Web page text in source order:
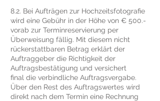
8.2. Bei Aufträgen zur Hochzeitsfotografie
wird eine Gebühr in der Höhe von € 500.-
vorab zur Terminreservierung per
Überweisung fällig. Mit diesem nicht
rückerstattbaren Betrag erklärt der
Auftraggeber die Richtigkeit der
Auftragsbestätigung und versichert
final die verbindliche Auftragsvergabe.
Über den Rest des Auftragswertes wird
direkt nach dem Termin eine Rechnung